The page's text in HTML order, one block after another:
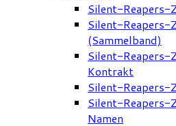
Silent-Reapers-
Silent-Reapers-
(Sammelband)
Silent-Reapers-
Kontrakt
Silent-Reapers-
Silent-Reapers-
Namen